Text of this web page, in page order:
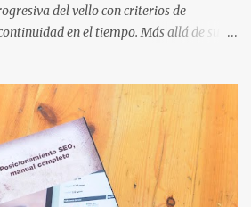
del vello con criterios de
en el tiempo. Más allá de su
sino como parte de una
cutáneo, adaptada a cada tipo de piel,
del año. En este contexto, cada vez
la tecnología de depilación con
fisiología de la piel antes y después del
la línea Fhos y su enfoque de